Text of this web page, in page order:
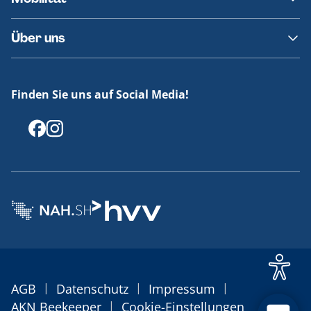
Fundsachen
Häufige Fragen
Barrierefreies Reisen
Erklärung Barrierefreiheit
Über uns
Offenlegungen
Finden Sie uns auf Social Media!
AGB | Datenschutz | Impressum |
AKN Beekeeper | Cookie-Einstellungen